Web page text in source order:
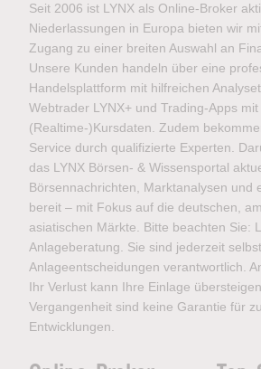
Seit 2006 ist LYNX als Online-Broker
Niederlassungen in Europa bieten wir
Zugang zu einer breiten Auswahl an
Unsere Kunden handeln über eine
Handelsplattform mit hilfreichen
Webtrader LYNX+ und Trading-Apps mit
(Realtime-)Kursdaten. Zudem
Service durch qualifizierte Experten.
das LYNX Börsen- & Wissensportal
Börsennachrichten, Marktanalysen und
bereit – mit Fokus auf die deutschen,
asiatischen Märkte. Bitte beachten Sie:
Anlageberatung. Sie sind jederzeit
Anlageentscheidungen verantwortlich.
Ihr Verlust kann Ihre Einlage
Vergangenheit sind keine Garantie für
Entwicklungen.